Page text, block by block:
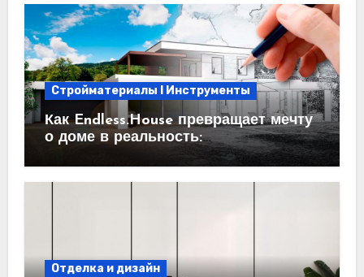
Стройматериалы l Инструменты
Как Endless.House превращает мечту
о доме в реальность:
проектирование под ключ
Отделка и дизайн